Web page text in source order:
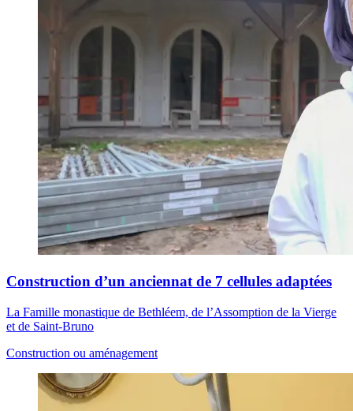
Construction d’un anciennat de 7 cellules adaptées
La Famille monastique de Bethléem, de l’Assomption de la Vierge
et de Saint-Bruno
Construction ou aménagement